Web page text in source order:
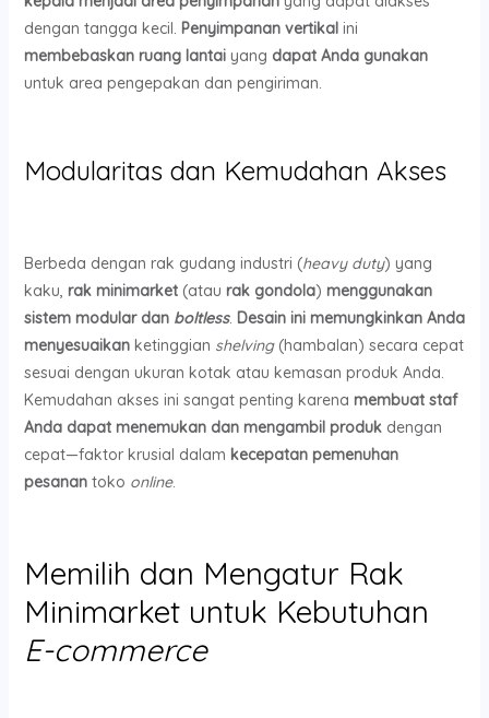
dengan tangga kecil. Penyimpanan vertikalini
membebaskan ruang lantaiyang dapat Anda gunakan
untuk area pengepakan dan pengiriman.
Modularitas dan Kemudahan Akses
Berbeda dengan rak gudang industri (heavy duty) yang
kaku, rak minimarket(atau rak gondola) menggunakan
sistem modular dan boltless. Desain ini memungkinkan Anda
menyesuaikanketinggian shelving(hambalan) secara cepat
sesuai dengan ukuran kotak atau kemasan produk Anda.
Kemudahan akses ini sangat penting karena membuat staf
Anda dapat menemukan dan mengambil produkdengan
cepat—faktor krusial dalam kecepatan pemenuhan
pesanantoko online.
Memilih dan Mengatur Rak
Minimarket untuk Kebutuhan
E-commerce